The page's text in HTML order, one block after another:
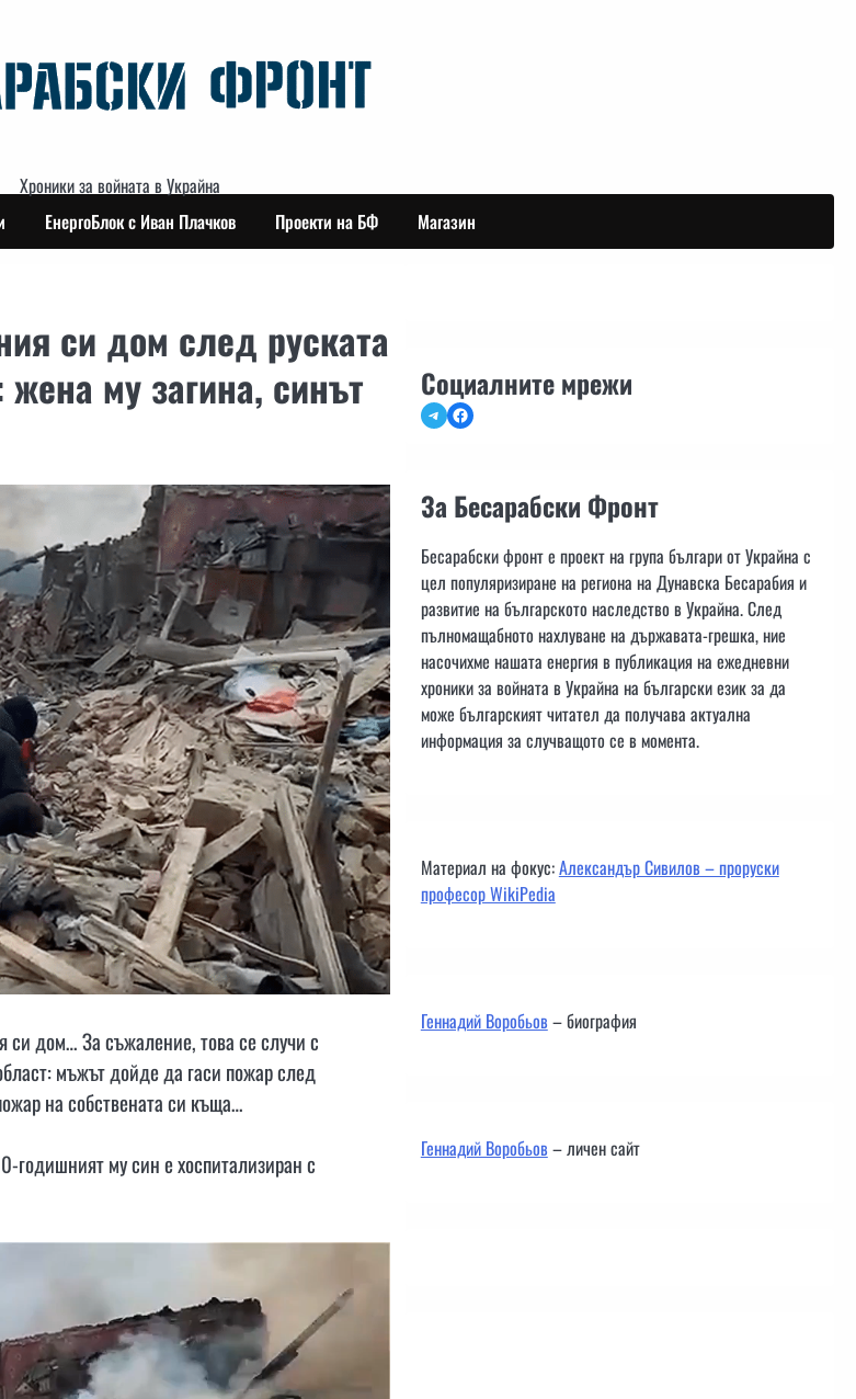
Хроники за войната в Украйна
ЕнергоБлок с Иван Плачков Проекти на БФ Магазин
си дом след руската
му загина, синът
си дом… За съжаление, това се случи с
мъжът дойде да гаси пожар след
на собствената си къща…
годишният му син е хоспитализиран с
Социалните мрежи
TelegramFacebook
За Бесарабски Фронт
Бесарабски фронт е проект на група българи от Украйна с
цел популяризиране на региона на Дунавска Бесарабия и
развитие на българското наследство в Украйна. След
пълномащабното нахлуване на държавата-грешка, ние
насочихме нашата енергия в публикация на ежедневни
хроники за войната в Украйна на български език за да
може българският читател да получава актуална
информация за случващото се в момента.
Материал на фокус:Александър Сивилов – проруски
професор WikiPedia
Геннадий Воробьов– биография
Геннадий Воробьов– личен сайт